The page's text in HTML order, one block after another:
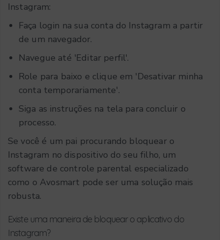
Instagram:
Faça login na sua conta do Instagram a partir
de um navegador.
Navegue até 'Editar perfil'.
Role para baixo e clique em 'Desativar minha
conta temporariamente'.
Siga as instruções na tela para concluir o
processo.
Se você é um pai procurando bloquear o
Instagram no dispositivo do seu filho, um
software de controle parental especializado
como o Avosmart pode ser uma solução mais
robusta.
Existe uma maneira de bloquear o aplicativo do
Instagram?